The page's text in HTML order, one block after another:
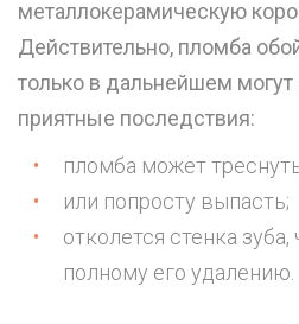
металлокерамическую
Действительно, пломба
только в дальнейшем могут
приятные последствия:
пломба может
или попросту выпасть;
отколется стенка
полному его удалению.